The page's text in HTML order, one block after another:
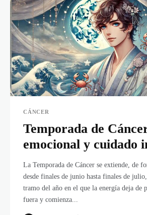
CÁNCER
Temporada de
emocional y cuidado
La Temporada de Cáncer se extiende, de
desde finales de junio hasta finales de
tramo del año en el que la energía deja de
fuera y comienza...